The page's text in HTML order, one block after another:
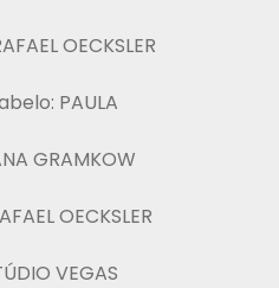
OECKSLER
PAULA
GRAMKOW
OECKSLER
VEGAS